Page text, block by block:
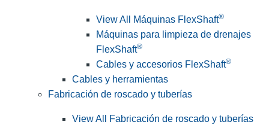
View All Máquinas FlexShaft®
Máquinas para limpieza de drenajes
FlexShaft®
Cables y accesorios FlexShaft®
Cables y herramientas
Fabricación de roscado y tuberías
View All Fabricación de roscado y tuberías